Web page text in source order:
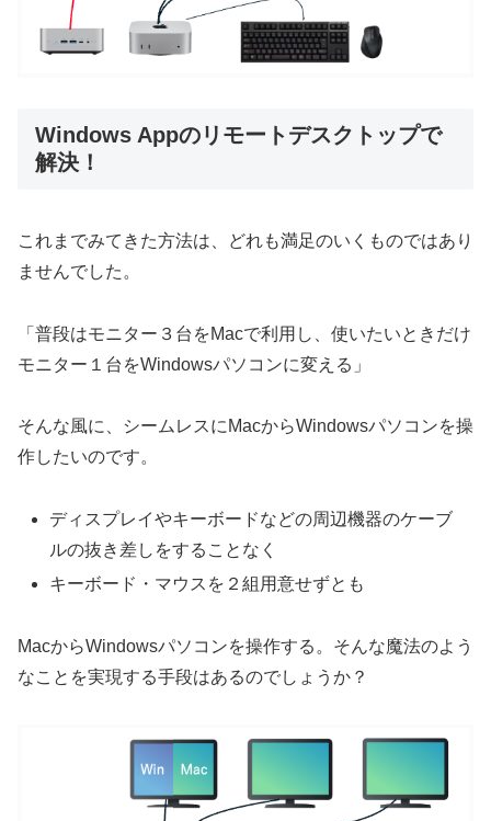
Windows Appのリモートデスクトップで
解決！
これまでみてきた方法は、どれも満足のいくものではあり
ませんでした。
「普段はモニター３台をMacで利用し、使いたいときだけ
モニター１台をWindowsパソコンに変える」
そんな風に、シームレスにMacからWindowsパソコンを操
作したいのです。
ディスプレイやキーボードなどの周辺機器のケーブ
ルの抜き差しをすることなく
キーボード・マウスを２組用意せずとも
MacからWindowsパソコンを操作する。そんな魔法のよう
なことを実現する手段はあるのでしょうか？